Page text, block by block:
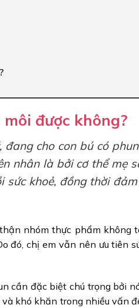
được không?
cho con bú có
nhân là bởi cơ thể mẹ
sức khoẻ, đồng thời
nhóm thực phẩm không
đó, chị em vẫn nên ưu tiên
cần đặc biệt chú trọng bởi
khó khăn trong nhiều vấn